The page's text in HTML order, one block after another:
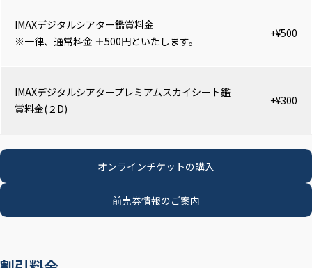
IMAXデジタルシアター鑑賞料金
※一律、通常料金 ＋500円といたします。
+¥500
IMAXデジタルシアタープレミアムスカイシート鑑
賞料金(２D)
+¥300
オンラインチケットの購入
前売券情報のご案内